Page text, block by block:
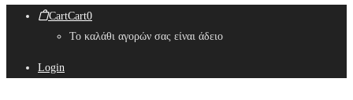
CartCart0
Το καλάθι αγορών σας είναι άδειο
Login